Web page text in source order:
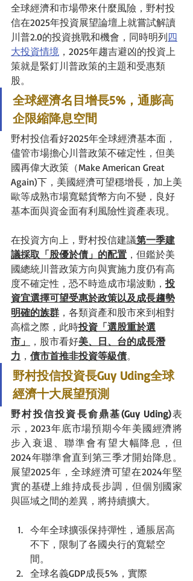
全球經濟和市場帶來什麼風險，野村投
信在2025年投資展望論壇上就嘗試解讀
川普2.0的投資挑戰和機會，同時明列四
大投資情境 ，2025年趨吉避凶的投資上
策就是緊釘川普政策的主題和受惠類
股。
全球經濟名目增長5%，通膨高
企限縮降息空間
野村投信看好2025年全球經濟基本面，
儘管市場擔心川普政策不確定性，但美
國再偉大政策（Make American Great
Again)下，美國經濟可望穩增長，加上美
歐等成熟市場寬鬆貨幣方向不變，良好
基本面與資金面有利風險性資產表現。
在投資方向上，野村投信建議第一季建
議採取「股優於債」的配置 ，但鑑於美
國總統川普政策方向與實施力度仍有高
度不確定性，恐不時造成市場波動， 投
資宜選擇可望受惠於政策以及成長趨勢
明確的族群 ，各類資產和股市來到相對
高檔之際，此時投資「選股重於選
市」
，股市看好美、日、台的成長潛
力 ， 債市首推非投資等級債。
野村投信投資長Guy Uding全球
經濟十大展望預測
野村投信投資長俞鼎基(Guy Uding)表
示，2023年底市場預期今年美國經濟將
步入衰退、聯準會有望大幅降息，但
2024年聯準會直到第三季才開始降息。
展望2025年，全球經濟可望在2024年堅
實的基礎上維持成長步調，但個別國家
與區域之間的差異，將持續擴大。
今年全球擴張保持彈性，通脹居高
不下，限制了各國央行的寬鬆空
間。
全球名義GDP成長5%，實際